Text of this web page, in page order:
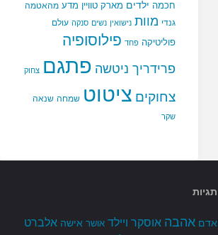
חכמה ילדים מארק טוויין מדע מהאטמה
גנדי מוות נישואין נשים סנקה עולם
פוליטיקה פחד פילוסופיה
פרידריך ניטשה פתגם צחוק
צחוקים ציטוט שמחה שנאה
שקר
תגיות
אדם אהבה אוסקר ויילד אושר אישה אלברט